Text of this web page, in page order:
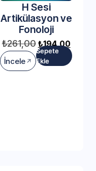
H Sesi
Artikülasyon ve
Fonoloji
₺261,00 ₺194,00
İncele
Sepete
Ekle